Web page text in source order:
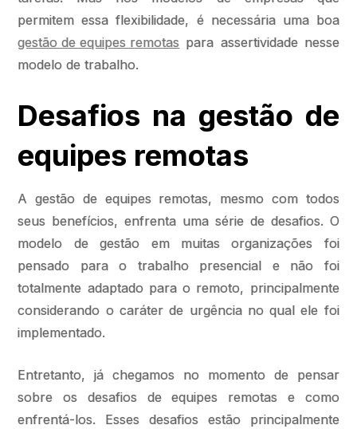
permitem essa flexibilidade, é necessária uma boa
gestão de equipes remotas para assertividade nesse
modelo de trabalho.
Desafios na gestão de
equipes remotas
A gestão de equipes remotas, mesmo com todos
seus benefícios, enfrenta uma série de desafios. O
modelo de gestão em muitas organizações foi
pensado para o trabalho presencial e não foi
totalmente adaptado para o remoto, principalmente
considerando o caráter de urgência no qual ele foi
implementado.
Entretanto, já chegamos no momento de pensar
sobre os desafios de equipes remotas e como
enfrentá-los. Esses desafios estão principalmente